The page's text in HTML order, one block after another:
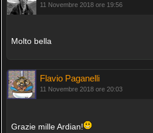
11 Novembre 2018 ore 19:56
Molto bella
Flavio Paganelli
11 Novembre 2018 ore 20:03
Grazie mille Ardian!